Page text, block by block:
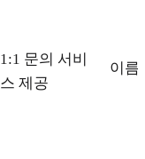
1:1 문의 서비
스 제공
이름